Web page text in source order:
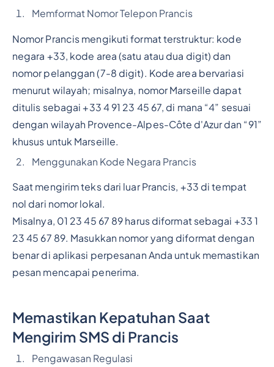
Memformat Nomor Telepon Prancis
Nomor Prancis mengikuti format terstruktur: kode
negara +33, kode area (satu atau dua digit) dan
nomor pelanggan (7-8 digit). Kode area bervariasi
menurut wilayah; misalnya, nomor Marseille dapat
ditulis sebagai +33 4 91 23 45 67, di mana “4” sesuai
dengan wilayah Provence-Alpes-Côte d'Azur dan “91”
khusus untuk Marseille.
Menggunakan Kode Negara Prancis
Saat mengirim teks dari luar Prancis, +33 di tempat
nol dari nomor lokal.
Misalnya, 01 23 45 67 89 harus diformat sebagai +33 1
23 45 67 89. Masukkan nomor yang diformat dengan
benar di aplikasi perpesanan Anda untuk memastikan
pesan mencapai penerima.
Memastikan Kepatuhan Saat
Mengirim SMS di Prancis
Pengawasan Regulasi